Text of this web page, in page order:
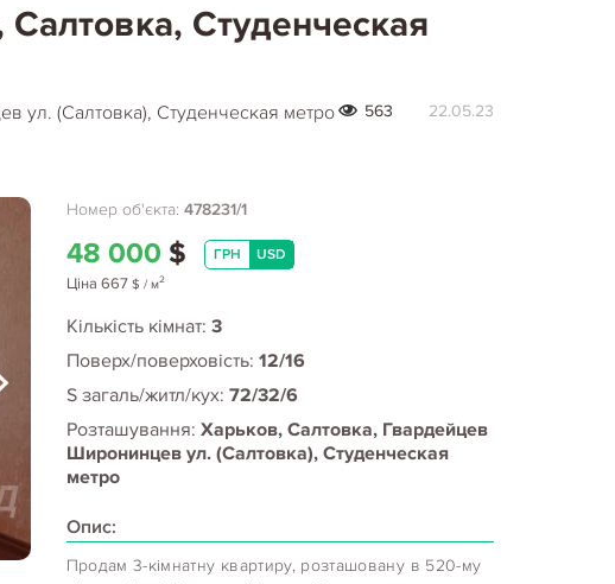
Салтовка, Студенческая
ул. (Салтовка), Студенческая метро 563 22.05.23
Номер об'єкта: 478231/1
48 000 $ ГРН USD
Ціна 667 $ / м2
Кількість кімнат: 3
Поверх/поверховість: 12/16
S загаль/житл/кух: 72/32/6
Розташування: Харьков, Салтовка, Гвардейцев
Широнинцев ул. (Салтовка), Студенческая
метро
Опис:
Продам 3-кімнатну квартиру, розташовану в 520-му